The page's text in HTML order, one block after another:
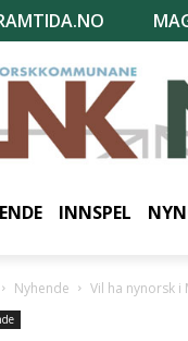
INNSPEL
Nyhende Vil ha nynorsk